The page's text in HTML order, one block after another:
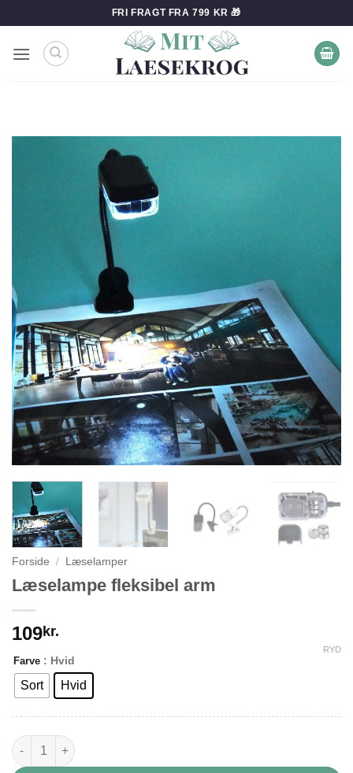
til
indhold
FRI FRAGT FRA 799 KR 🎁
Forside / Læselamper
Læselampe fleksibel arm
109kr.
Farve : Hvid
Sort Hvid
RYD
Læselampe fleksibel arm antal